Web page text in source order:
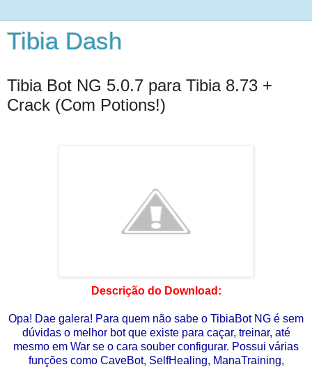
Tibia Dash
Tibia Bot NG 5.0.7 para Tibia 8.73 +
Crack (Com Potions!)
Descrição do Download:
Opa! Dae galera! Para quem não sabe o TibiaBot NG é sem
dúvidas o melhor bot que existe para caçar, treinar, até
mesmo em War se o cara souber configurar. Possui várias
funções como CaveBot, SelfHealing, ManaTraining,